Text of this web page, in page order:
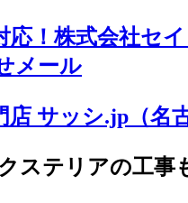
ステリアの工事